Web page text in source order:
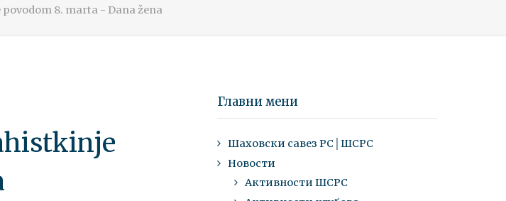
8. marta - Dana žena
Главни мени
Шаховски савез РС│ШСРС
Новости
Активности ШСРС